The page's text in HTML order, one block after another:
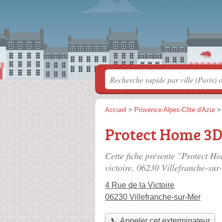
Accueil > Provence-Alpes-Côte d'Azur
Protect Home 3D
Cette fiche présente "Protect
victoire, 06230 Villefranche-
4 Rue de la Victoire
06230 Villefranche-sur-Mer